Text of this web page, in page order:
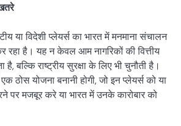
या विदेशी प्लेयर्स का भारत में मनमाना संचालन
है। यह न केवल आम नागरिकों की वित्तीय
बल्कि राष्ट्रीय सुरक्षा के लिए भी चुनौती है।
ठोस योजना बनानी होगी, जो इन प्लेयर्स को या
पर मजबूर करे या भारत में उनके कारोबार को